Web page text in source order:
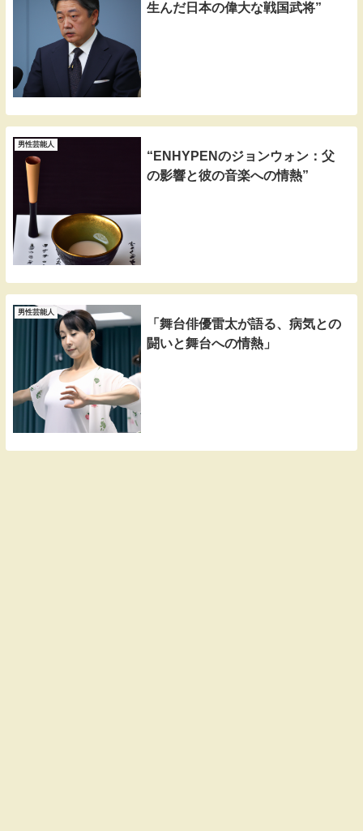
生んだ日本の偉大な戦国武将”
男性芸能人
“ENHYPENのジョンウォン：父
の影響と彼の音楽への情熱”
男性芸能人
「舞台俳優雷太が語る、病気との
闘いと舞台への情熱」